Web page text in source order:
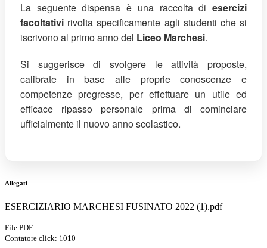
La seguente dispensa è una raccolta di esercizi
facoltativi rivolta specificamente agli studenti che si
iscrivono al primo anno del Liceo Marchesi.
Si suggerisce di svolgere le attività proposte,
calibrate in base alle proprie conoscenze e
competenze pregresse, per effettuare un utile ed
efficace ripasso personale prima di cominciare
ufficialmente il nuovo anno scolastico.
Allegati
ESERCIZIARIO MARCHESI FUSINATO 2022 (1).pdf
File PDF
Contatore click: 1010